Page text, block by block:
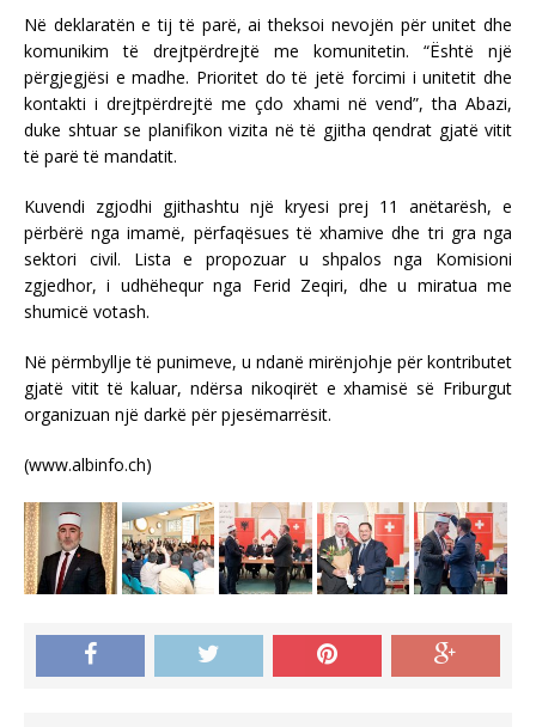
Në deklaratën e tij të parë, ai theksoi nevojën për unitet dhe
komunikim të drejtpërdrejtë me komunitetin. “Është një
përgjegjësi e madhe. Prioritet do të jetë forcimi i unitetit dhe
kontakti i drejtpërdrejtë me çdo xhami në vend”, tha Abazi,
duke shtuar se planifikon vizita në të gjitha qendrat gjatë vitit
të parë të mandatit.
Kuvendi zgjodhi gjithashtu një kryesi prej 11 anëtarësh, e
përbërë nga imamë, përfaqësues të xhamive dhe tri gra nga
sektori civil. Lista e propozuar u shpalos nga Komisioni
zgjedhor, i udhëhequr nga Ferid Zeqiri, dhe u miratua me
shumicë votash.
Në përmbyllje të punimeve, u ndanë mirënjohje për kontributet
gjatë vitit të kaluar, ndërsa nikoqirët e xhamisë së Friburgut
organizuan një darkë për pjesëmarrësit.
(www.albinfo.ch)